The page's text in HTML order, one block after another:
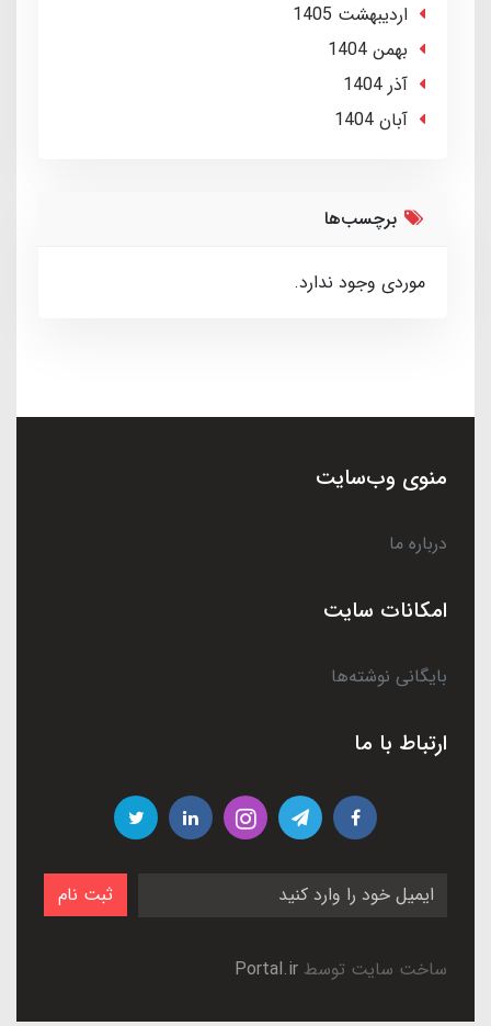
ارديبهشت 1405
بهمن 1404
آذر 1404
آبان 1404
برچسب‌ها
موردی وجود ندارد.
منوی وب‌سایت
درباره ما
امکانات سایت
بایگانی نوشته‌ها
ارتباط با ما
ثبت نام
ساخت سایت توسط Portal.ir